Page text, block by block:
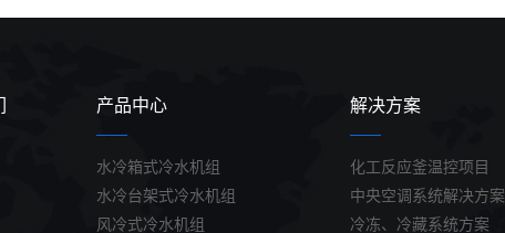
常运行，以及日后维修保养。安装地面…
用冷水机则更为经济。1.激光焊接机冷水机一般通过
颗粒杂质，保持激光抽运室的清洁，防止出现堵水的可
产品中心
水冷箱式冷水机组
水冷台架式冷水机组
风冷式冷水机组
解决方案
化工反应釜温控项目
中央空调系统解决方案
冷冻、冷藏系统方案